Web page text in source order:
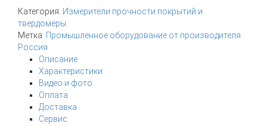
Категория: Измерители прочности покрытий и
твердомеры
Метка: Промышленное оборудование от производителя
Россия
Описание
Характеристики
Видео и фото
Оплата
Доставка
Сервис